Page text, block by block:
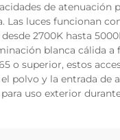
de atenuación
Las luces funcionan
2700K hasta
blanca cálida a
o superior, estos
polvo y la entrada de
uso exterior